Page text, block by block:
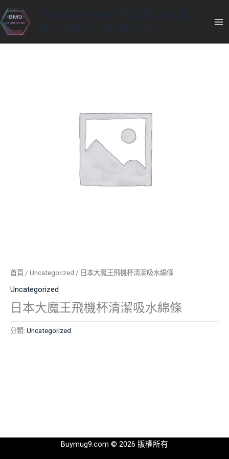
to
content
首頁 / Uncategorized / 日本大魔王飛機杯清潔吸水綿條
Uncategorized
日本大魔王飛機杯清潔吸水綿條
分類: Uncategorized
Buymug9.com © 2026 版權所有